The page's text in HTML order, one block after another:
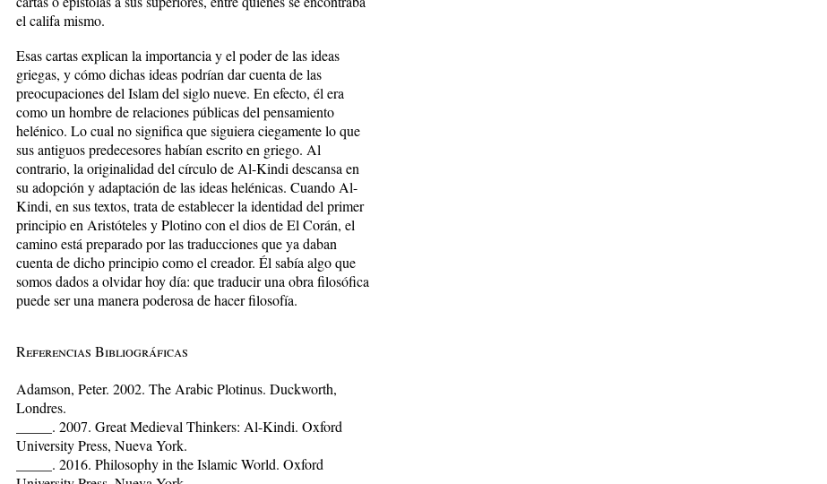
el califa mismo.
Esas cartas explican la importancia y el poder de las ideas
griegas, y cómo dichas ideas podrían dar cuenta de las
preocupaciones del Islam del siglo nueve. En efecto, él era
como un hombre de relaciones públicas del pensamiento
helénico. Lo cual no significa que siguiera ciegamente lo que
sus antiguos predecesores habían escrito en griego. Al
contrario, la originalidad del círculo de Al-Kindi descansa en
su adopción y adaptación de las ideas helénicas. Cuando Al-
Kindi, en sus textos, trata de establecer la identidad del primer
principio en Aristóteles y Plotino con el dios de El Corán, el
camino está preparado por las traducciones que ya daban
cuenta de dicho principio como el creador. Él sabía algo que
somos dados a olvidar hoy día: que traducir una obra filosófica
puede ser una manera poderosa de hacer filosofía.
Referencias Bibliográficas
Adamson, Peter. 2002. The Arabic Plotinus. Duckworth,
Londres.
_____. 2007. Great Medieval Thinkers: Al-Kindi. Oxford
University Press, Nueva York.
_____. 2016. Philosophy in the Islamic World. Oxford